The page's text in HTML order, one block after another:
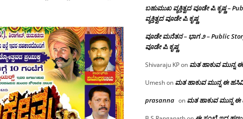
ಬಹುಮುಖ ವ್ಯಕ್ತಿತ್ವದ ವೂಡೇ ಪಿ.ಕೃಷ್ಣ –
ವ್ಯಕ್ತಿತ್ವದ ವೂಡೇ ಪಿ.ಕೃಷ್ಣ
ವೂಡೇ ಮನೆತನ – ಭಾಗ ೨ – Public
ವೂಡೇ ಪಿ.ಕೃಷ್ಣ
Shivaraju KPon ಮತ ಹಾಕುವ ಮುನ್ನ
Umeshon ಮತ ಹಾಕುವ ಮುನ್ನ ಈ
prasanna on ಮತ ಹಾಕುವ ಮುನ್ನ